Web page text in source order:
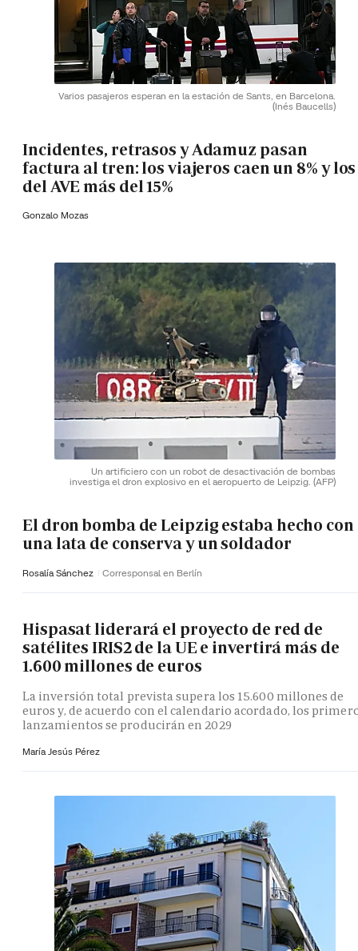
Varios pasajeros esperan en la estación de Sants, en Barcelona.
(Inés Baucells)
Incidentes, retrasos y Adamuz pasan
factura al tren: los viajeros caen un 8% y los
del AVE más del 15%
Gonzalo Mozas
Un artificiero con un robot de desactivación de bombas
investiga el dron explosivo en el aeropuerto de Leipzig. (AFP)
El dron bomba de Leipzig estaba hecho con
una lata de conserva y un soldador
Rosalía Sánchez Corresponsal en Berlín
Hispasat liderará el proyecto de red de
satélites IRIS2 de la UE e invertirá más de
1.600 millones de euros
La inversión total prevista supera los 15.600 millones de
euros y, de acuerdo con el calendario acordado, los
lanzamientos se producirán en 2029
María Jesús Pérez